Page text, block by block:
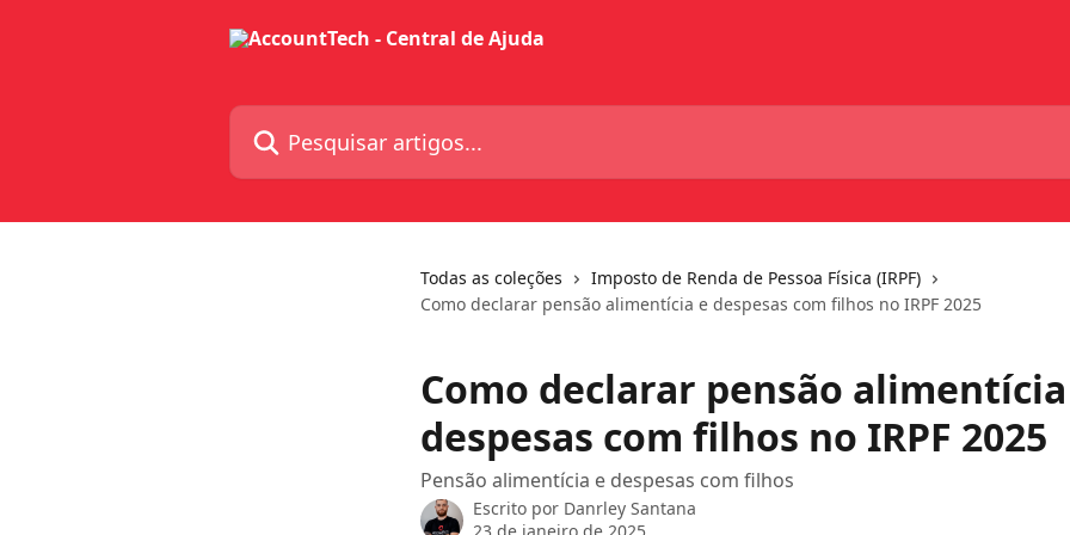
Pesquisar artigos...
Todas as coleções
Imposto de Renda de Pessoa Física (IRPF)
Como declarar pensão alimentícia e despesas com filhos no IRPF 2025
Como declarar pensão
despesas com filhos no IRPF 2025
Pensão alimentícia e despesas com filhos
Escrito por Danrley Santana